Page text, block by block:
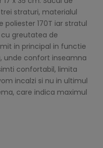
straturi, materialul
170T iar stratul
greutatea de
in principal in functie
unde confort inseamna
confortabil, limita
incalzi si nu in ultimul
care indica maximul